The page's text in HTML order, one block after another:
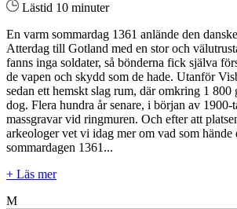
Lästid 10 minuter
En varm sommardag 1361 anlände den
Atterdag till Gotland med en stor och
fanns inga soldater, så bönderna fick själva
de vapen och skydd som de hade. Utanför
sedan ett hemskt slag rum, där omkring 1 800
dog. Flera hundra år senare, i början av 1900-
massgravar vid ringmuren. Och efter att
arkeologer vet vi idag mer om vad som hände
sommardagen 1361...
+ Läs mer
M